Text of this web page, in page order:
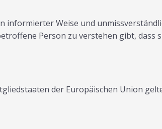
Weise und
Person zu verstehen gibt, dass
der Europäischen Union